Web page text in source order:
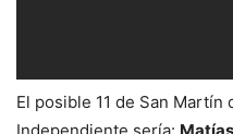
El posible 11 de San Martín